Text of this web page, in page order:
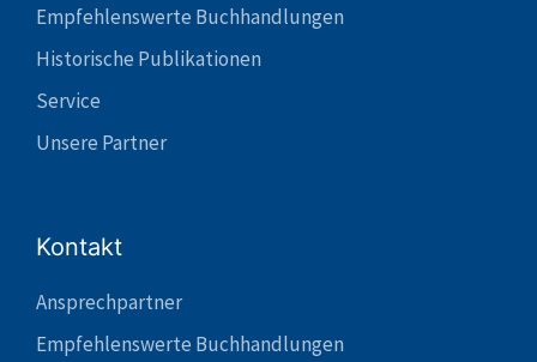
Empfehlenswerte Buchhandlungen
Historische Publikationen
Service
Unsere Partner
Kontakt
Ansprechpartner
Empfehlenswerte Buchhandlungen